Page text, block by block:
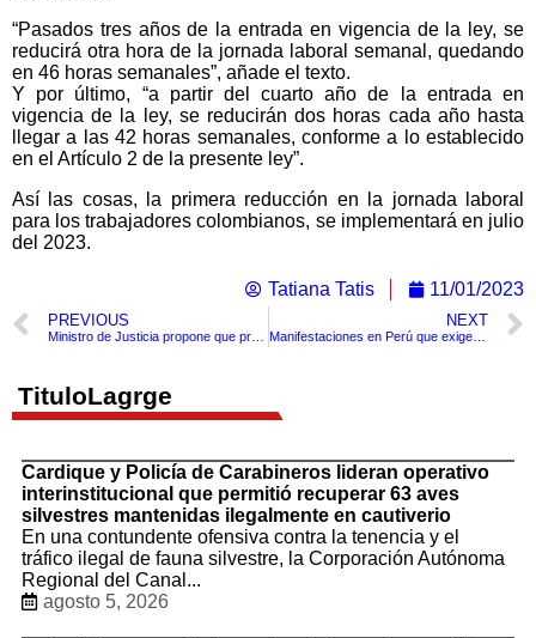
“Pasados tres años de la entrada en vigencia de la ley, se
reducirá otra hora de la jornada laboral semanal, quedando
en 46 horas semanales”, añade el texto.
Y por último, “a partir del cuarto año de la entrada en
vigencia de la ley, se reducirán dos horas cada año hasta
llegar a las 42 horas semanales, conforme a lo establecido
en el Artículo 2 de la presente ley”.
Así las cosas, la primera reducción en la jornada laboral
para los trabajadores colombianos, se implementará en julio
del 2023.
Tatiana Tatis 11/01/2023
PREVIOUS NEXT
Manifestaciones en Perú que exigen la renuncia de Boluarte ya dejan un saldo de 46 muertos
TituloLagrge
Cardique y Policía de Carabineros lideran operativo
interinstitucional que permitió recuperar 63 aves
silvestres mantenidas ilegalmente en cautiverio
En una contundente ofensiva contra la tenencia y el
tráfico ilegal de fauna silvestre, la Corporación Autónoma
Regional del Canal...
agosto 5, 2026